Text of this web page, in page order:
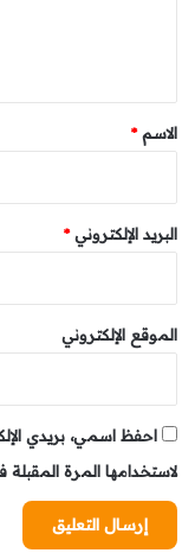
*
الاسم*
البريد الإلكتروني*
الموقع الإلكتروني
احفظ اسمي، بريدي
لاستخدامها المرة المقبلة